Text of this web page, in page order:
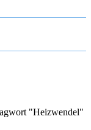
"Heizwendel"